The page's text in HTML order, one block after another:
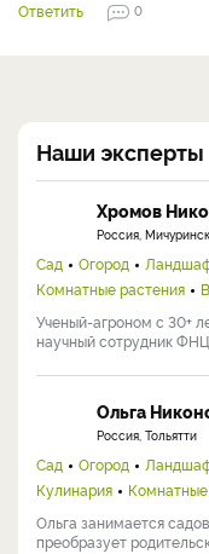
Ответить
0
Наши эксперты
Хромов
Россия, Мичуринск
Сад Огород
Комнатные растения
Ученый-агроном с 30+
научный сотрудник ФНЦ
Ольга
Россия, Тольятти
Сад Огород
Кулинария
Ольга занимается
преобразует